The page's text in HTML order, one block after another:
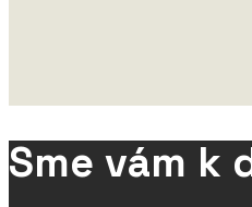
Sme vám k